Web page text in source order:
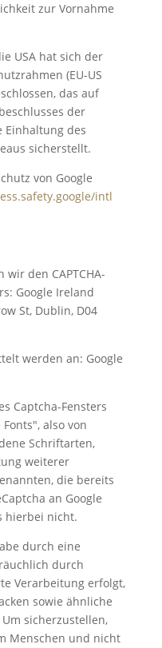
zur Vornahme
USA hat sich der
(EU-US
das auf
der
Einhaltung des
sicherstellt.
von Google
/intl
den CAPTCHA-
Google Ireland
St, Dublin, D04
werden an: Google
Captcha-Fensters
also von
Schriftarten,
weiterer
die bereits
an Google
hierbei nicht.
durch eine
durch
Verarbeitung erfolgt,
sowie ähnliche
sicherzustellen,
Menschen und nicht